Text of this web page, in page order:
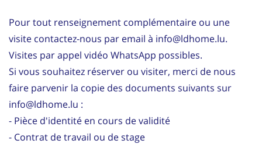
Pour tout renseignement complémentaire ou une
visite contactez-nous par email à info@ldhome.lu.
Visites par appel vidéo WhatsApp possibles.
Si vous souhaitez réserver ou visiter, merci de nous
faire parvenir la copie des documents suivants sur
info@ldhome.lu :
- Pièce d'identité en cours de validité
- Contrat de travail ou de stage